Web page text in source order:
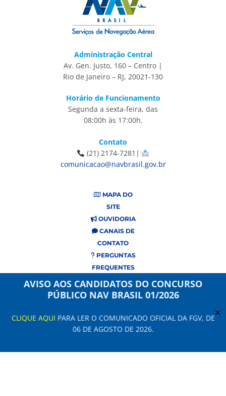
AVISO AOS CANDIDATOS DO CONCURSO
PÚBLICO NAV BRASIL 01/2026
CLIQUE AQUI PARA LER O COMUNICADO OFICIAL DA FGV, DE
06 DE AGOSTO DE 2026.
✕
Administração Central
Av. Gen. Justo, 160 – Centro |
Rio de Janeiro – RJ, 20021-130
Horário de Funcionamento
Segunda a sexta-feira, das
08:00h às 17:00h.
Contato
(21) 2174-7281|
comunicacao@navbrasil.gov.br
MAPA DO
SITE
OUVIDORIA
CANAIS DE
CONTATO
PERGUNTAS
FREQUENTES